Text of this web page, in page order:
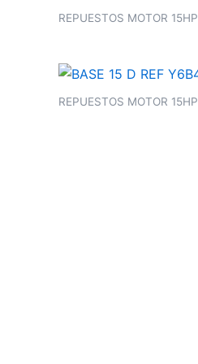
REPUESTOS MOTOR 15HP
REPUESTOS MOTOR 15HP